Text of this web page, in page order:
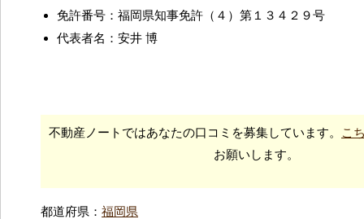
免許番号：福岡県知事免許（４）第１３４２９号
代表者名：安井 博
不動産ノートではあなたの口コミを募集しています。
こ
お願いします。
都道府県： 福岡県